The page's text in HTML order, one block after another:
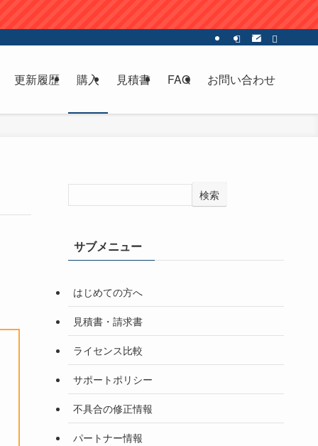
更新履歴 購入 見積書 FAQ お問い合わせ
検索
サブメニュー
はじめての方へ
見積書・請求書
ライセンス比較
サポートポリシー
不具合の修正情報
パートナー情報